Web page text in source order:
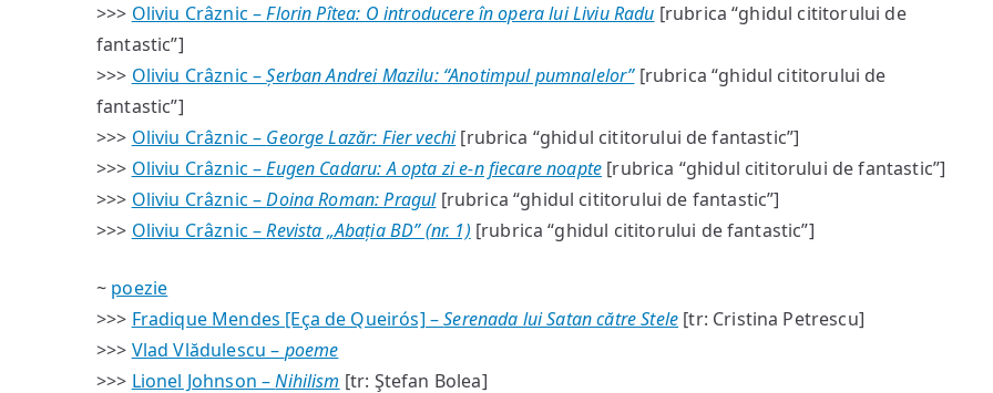
>>> Oliviu Crâznic –Florin Pîtea: O introducere în opera lui Liviu Radu [rubrica “ghidul cititorului de
fantastic”]
>>> Oliviu Crâznic –Șerban Andrei Mazilu: “Anotimpul pumnalelor”[rubrica “ghidul cititorului de
fantastic”]
>>> Oliviu Crâznic – George Lazăr: Fier vechi[rubrica “ghidul cititorului de fantastic”]
>>> Oliviu Crâznic –Eugen Cadaru: A opta zi e-n fiecare noapte [rubrica “ghidul cititorului de fantastic”]
>>> Oliviu Crâznic –Doina Roman: Pragul[rubrica “ghidul cititorului de fantastic”]
>>> Oliviu Crâznic –Revista „Abația BD” (nr. 1) [rubrica “ghidul cititorului de fantastic”]
~ poezie
>>> Fradique Mendes [Eça de Queirós] –Serenada lui Satan către Stele [tr: Cristina Petrescu]
>>> Vlad Vlădulescu – poeme
>>> Lionel Johnson –Nihilism [tr: Ştefan Bolea]